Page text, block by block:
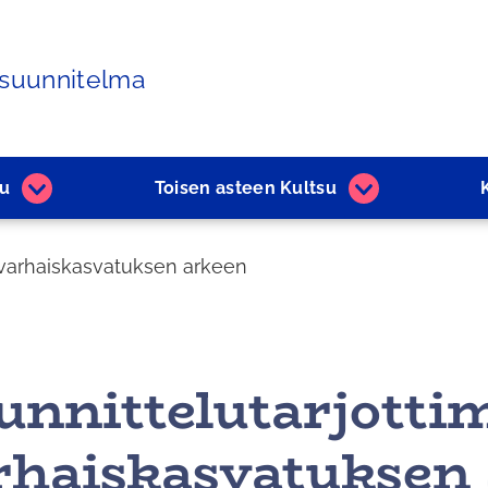
Kultsu
alasivut
Toisen asteen Kultsu
Toisen
asteen
arkeen